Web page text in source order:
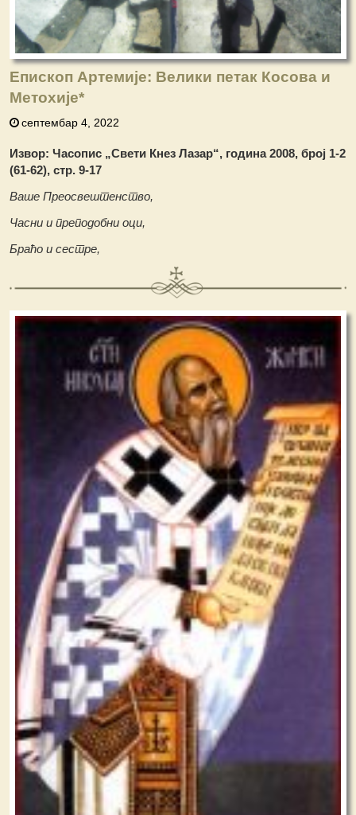
Епископ Артемије: Велики петак Косова и
Метохије*
септембар 4, 2022
Извор: Часопис „Свети Кнез Лазар“, година 2008, број 1-2
(61-62), стр. 9-17
Ваше Преосвештенство,
Часни и преподобни оци,
Браћо и сестре,